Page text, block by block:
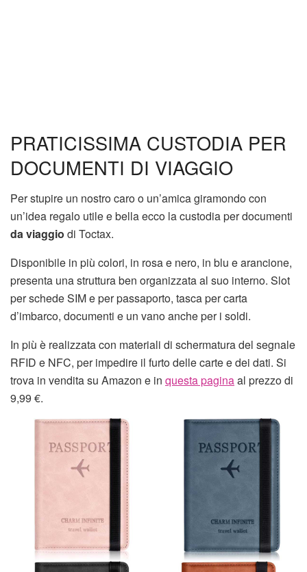
PRATICISSIMA CUSTODIA PER
DOCUMENTI DI VIAGGIO
Per stupire un nostro caro o un’amica giramondo con
un’idea regalo utile e bella ecco la custodia per documenti
da viaggio di Toctax.
Disponibile in più colori, in rosa e nero, in blu e arancione,
presenta una struttura ben organizzata al suo interno. Slot
per schede SIM e per passaporto, tasca per carta
d’imbarco, documenti e un vano anche per i soldi.
In più è realizzata con materiali di schermatura del segnale
RFID e NFC, per impedire il furto delle carte e dei dati. Si
trova in vendita su Amazon e in questa paginaal prezzo di
9,99 €.